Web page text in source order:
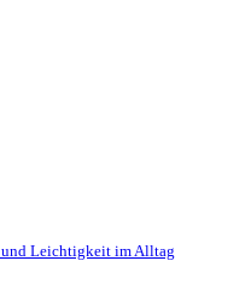
und Leichtigkeit im Alltag